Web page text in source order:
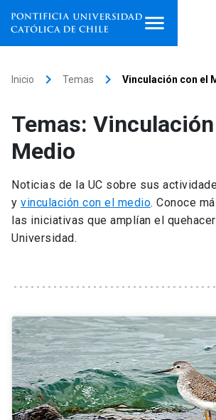
Facultades, escuelas e
institutos
Investigación
Internacionalización launch
Universidad
Información para keyboard_arrow_down
Futuros estudiantes
Go to english site launch
Inicio keyboard_arrow_right Temas keyboard_arrow_right Vinculación con el
Temas:
Medio
Noticias de la UC sobre sus
y vinculación con el medio. Conoce
las iniciativas que amplían el
Universidad.